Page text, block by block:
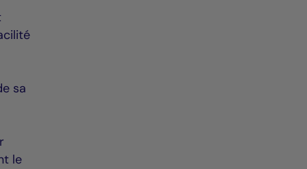
sa
le